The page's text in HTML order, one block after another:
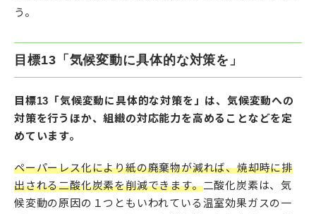
う。
目標13「気候変動に具体的な対策を」
目標13「気候変動に具体的な対策を」は、気候変動への
対策を行うほか、組織の対応能力を高めることなどを定
めています。
ペーパーレス化により紙の廃棄物が減れば、焼却時に排
出される二酸化炭素を削減できます。二酸化炭素は、気
候変動の原因の１つともいわれている温室効果ガスの一